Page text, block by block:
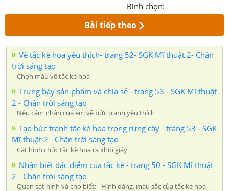
Bình chọn:
Bài tiếp theo
Vẽ tắc kè hoa yêu thích- trang 52- SGK Mĩ thuật 2- Chân
trời sáng tạo
Chọn màu vẽ tắc kè hoa
Trưng bày sản phẩm và chia sẻ - trang 53 - SGK Mĩ thuật
2 - Chân trời sáng tạo
Nêu cảm nhận của em về bức tranh yêu thích
Tạo bức tranh tắc kè hoa trong rừng cây - trang 53 - SGK
Mĩ thuật 2 - Chân trời sáng tạo
Cắt hình chúc tắc kè hoa ra khỏi giấy
Nhận biết đặc điểm của tắc kè - trang 50 - SGK Mĩ thuật
2 - Chân trời sáng tạo
Quan sát hình và cho biết: - Hình dáng, màu sắc của tắc kè hoa -